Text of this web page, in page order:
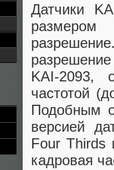
Датчики
KAI-2093,
частотой
Подобным
версией
Four Thirds
кадровая